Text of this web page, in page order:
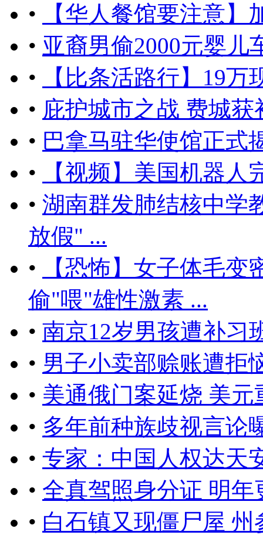
•
【华人餐馆要注意
• 亚裔男偷2000元婴儿
•
【比条活路行】19万
• 庇护城市之战 费城获
• 巴拿马驻华使馆正式
•
【视频】美国机器人
• 湖南群发肺结核中学
放假" ...
•
【恐怖】女子体毛
偷"喂"雄性激素 ...
• 南京12岁男孩遭补习
• 男子小卖部赊账遭拒
• 美通俄门案延烧 美元
• 多年前种族歧视言论
• 专家：中国人权达天
• 全真驾照身分证 明年
• 白石镇又现僵尸屋 州